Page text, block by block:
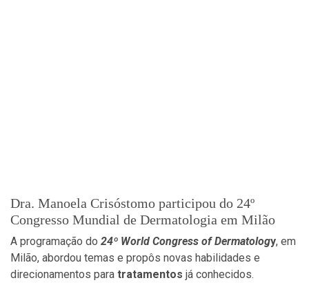
Dra. Manoela Crisóstomo participou do 24º
Congresso Mundial de Dermatologia em Milão
A programação do 24º World Congress of Dermatology, em
Milão, abordou temas e propôs novas habilidades e
direcionamentos para tratamentos já conhecidos.